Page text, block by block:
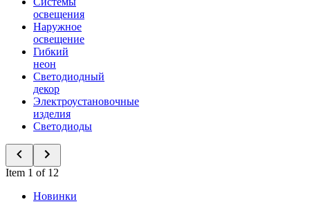
освещения
Наружное
освещение
Гибкий
неон
Светодиодный
декор
Электроустановочные
изделия
Светодиоды
Item 1 of 12
Новинки